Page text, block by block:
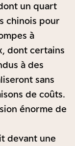
un quart
chinois pour
à
dont certains
à des
sans
de coûts.
énorme de
devant une